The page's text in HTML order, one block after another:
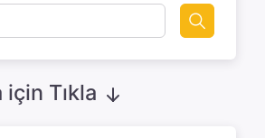
için Tıkla